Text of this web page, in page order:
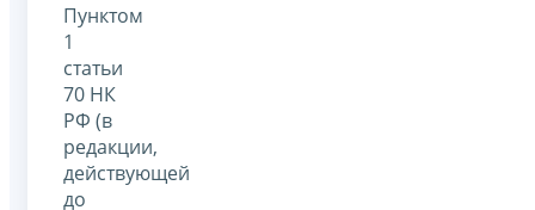
Пунктом
1
статьи
70 НК
РФ (в
редакции,
действующей
до